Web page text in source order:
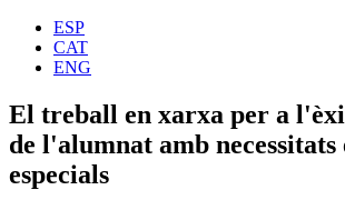
ESP
CAT
ENG
El treball en xarxa per a
de l'alumnat amb necessitats
especials